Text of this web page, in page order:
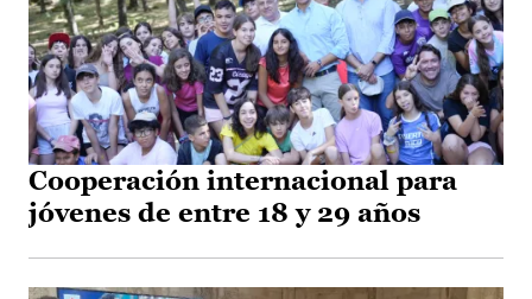
Cooperación internacional para
jóvenes de entre 18 y 29 años